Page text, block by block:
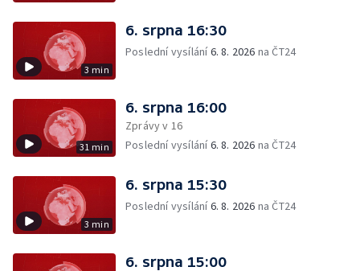
3 min
6. srpna 16:30
Poslední vysílání6. 8. 2026 na ČT24
31 min
6. srpna 16:00
Zprávy v 16
Poslední vysílání6. 8. 2026 na ČT24
3 min
6. srpna 15:30
Poslední vysílání6. 8. 2026 na ČT24
6. srpna 15:00